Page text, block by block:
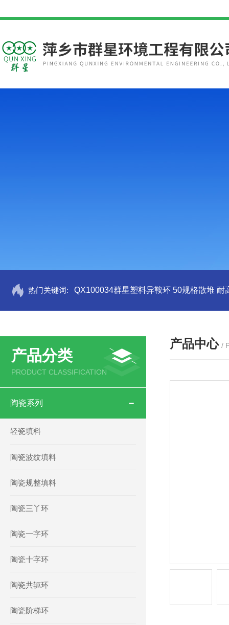
热门关键词: QX100034群星塑料异鞍环 50规格散堆 耐
产品分类
PRODUCT CLASSIFICATION
陶瓷系列
轻瓷填料
陶瓷波纹填料
陶瓷规整填料
陶瓷三丫环
陶瓷一字环
陶瓷十字环
陶瓷共轭环
陶瓷阶梯环
产品中心 /